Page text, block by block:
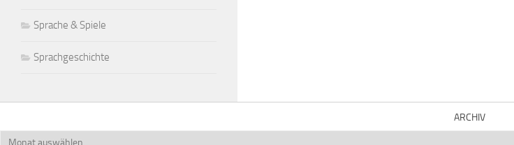
Sprache & Spiele
Sprachgeschichte
ARCHIV
Archiv